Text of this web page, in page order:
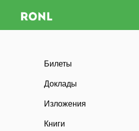
Билеты
Доклады
Изложения
Книги